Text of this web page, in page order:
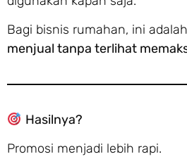
Bagi bisnis rumahan, ini
menjual tanpa terlihat
Hasilnya?
Promosi menjadi lebih rapi.